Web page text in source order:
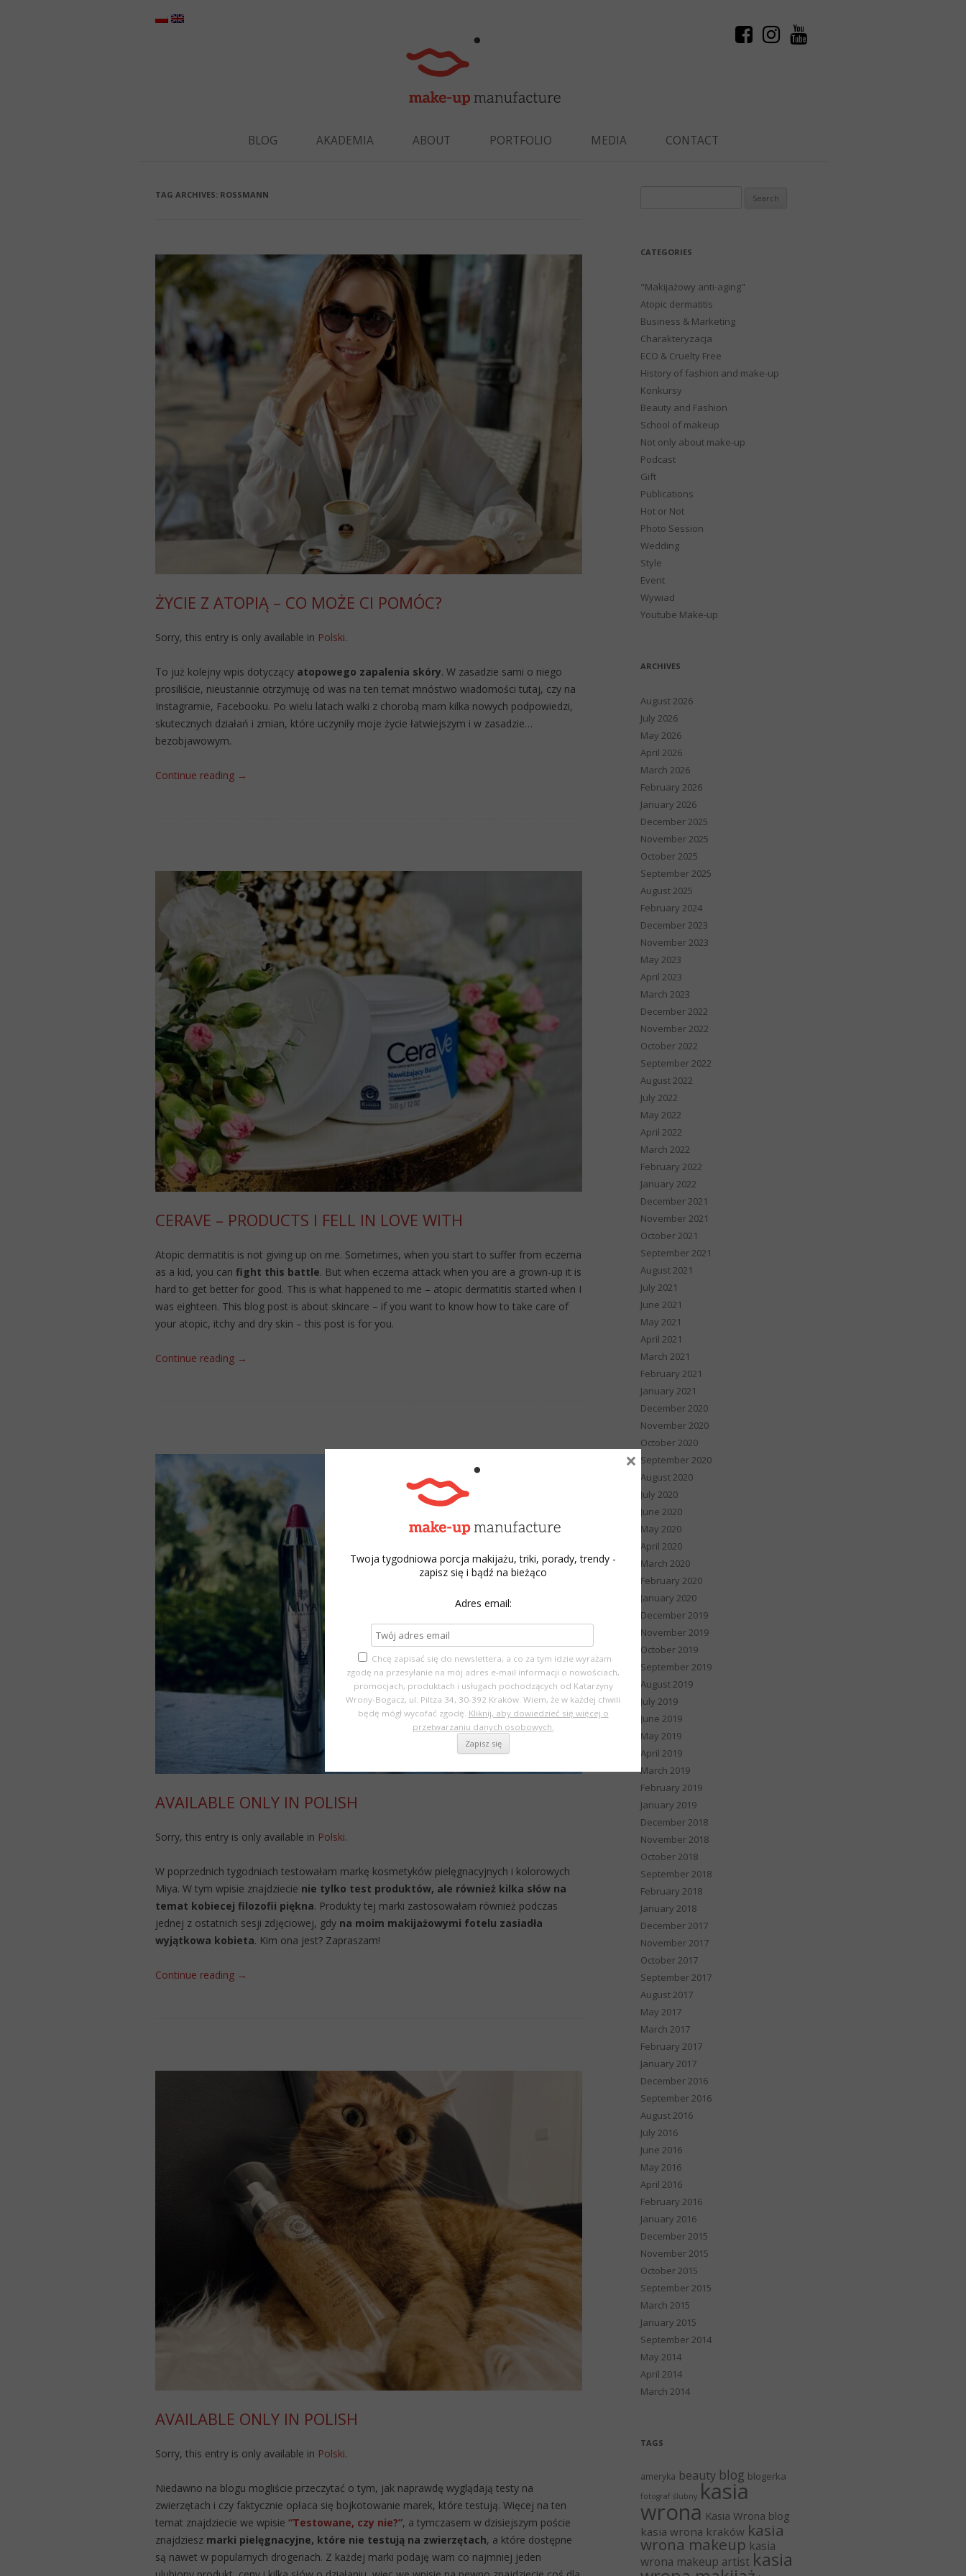
BLOG AKADEMIA ABOUT PORTFOLIO MEDIA CONTACT
TAG ARCHIVES: ROSSMANN
ŻYCIE Z ATOPIĄ – CO MOŻE CI POMÓC?
Sorry, this entry is only available in Polski.
To już kolejny wpis dotyczący atopowego zapalenia skóry. W zasadzie sami o niego
prosiliście, nieustannie otrzymuję od was na ten temat mnóstwo wiadomości tutaj, czy na
Instagramie, Facebooku. Po wielu latach walki z chorobą mam kilka nowych podpowiedzi,
skutecznych działań i zmian, które uczyniły moje życie łatwiejszym i w zasadzie…
bezobjawowym.
Continue reading →
CERAVE – PRODUCTS I FELL IN LOVE WITH
Atopic dermatitis is not giving up on me. Sometimes, when you start to suffer from eczema
as a kid, you can fight this battle. But when eczema attack when you are a grown-up it is
hard to get better for good. This is what happened to me – atopic dermatitis started when I
was eighteen. This blog post is about skincare – if you want to know how to take care of
your atopic, itchy and dry skin – this post is for you.
Continue reading →
AVAILABLE ONLY IN POLISH
Sorry, this entry is only available in Polski.
W poprzednich tygodniach testowałam markę kosmetyków pielęgnacyjnych i kolorowych
Miya. W tym wpisie znajdziecie nie tylko test produktów, ale również kilka słów na
temat kobiecej filozofii piękna. Produkty tej marki zastosowałam również podczas
jednej z ostatnich sesji zdjęciowej, gdy na moim makijażowymi fotelu zasiadła
wyjątkowa kobieta. Kim ona jest? Zapraszam!
Continue reading →
AVAILABLE ONLY IN POLISH
Sorry, this entry is only available in Polski.
Niedawno na blogu mogliście przeczytać o tym, jak naprawdę wyglądają testy na
zwierzętach i czy faktycznie opłaca się bojkotowanie marek, które testują. Więcej na ten
temat znajdziecie we wpisie “Testowane, czy nie?”, a tymczasem w dzisiejszym poście
znajdziesz marki pielęgnacyjne, które nie testują na zwierzętach, a które dostępne
są nawet w popularnych drogeriach. Z każdej marki podaję wam co najmniej jeden
CATEGORIES
"Makijażowy anti-aging"
Atopic dermatitis
Business & Marketing
Charakteryzacja
ECO & Cruelty Free
History of fashion and make-up
Konkursy
Beauty and Fashion
School of makeup
Not only about make-up
Podcast
Gift
Publications
Hot or Not
Photo Session
Wedding
Style
Event
Wywiad
Youtube Make-up
ARCHIVES
August 2026
July 2026
May 2026
April 2026
March 2026
February 2026
January 2026
December 2025
November 2025
October 2025
September 2025
August 2025
February 2024
December 2023
November 2023
May 2023
April 2023
March 2023
December 2022
November 2022
October 2022
September 2022
August 2022
July 2022
May 2022
April 2022
March 2022
February 2022
January 2022
December 2021
November 2021
October 2021
September 2021
August 2021
July 2021
June 2021
May 2021
April 2021
March 2021
February 2021
January 2021
December 2020
November 2020
October 2020
September 2020
August 2020
July 2020
June 2020
May 2020
April 2020
March 2020
February 2020
January 2020
December 2019
November 2019
October 2019
September 2019
August 2019
July 2019
June 2019
May 2019
April 2019
March 2019
February 2019
January 2019
December 2018
November 2018
October 2018
September 2018
February 2018
January 2018
December 2017
November 2017
October 2017
September 2017
August 2017
May 2017
March 2017
February 2017
January 2017
December 2016
September 2016
August 2016
July 2016
June 2016
May 2016
April 2016
February 2016
January 2016
December 2015
November 2015
October 2015
September 2015
March 2015
January 2015
September 2014
May 2014
April 2014
March 2014
TAGS
ameryka beauty blog blogerka
fotograf ślubny kasia
wrona Kasia Wrona blog
kasia wrona kraków kasia
wrona makeup kasia
wrona makeup artist kasia
Twoja tygodniowa porcja makijażu, triki, porady, trendy -
zapisz się i bądź na bieżąco
Adres email:
Chcę zapisać się do newslettera, a co za tym idzie wyrażam
zgodę na przesyłanie na mój adres e-mail informacji o nowościach,
promocjach, produktach i usługach pochodzących od Katarzyny
Wrony-Bogacz, ul. Piltza 34, 30-392 Kraków. Wiem, że w każdej chwili
będę mógł wycofać zgodę. Kliknij, aby dowiedzieć się więcej o
przetwarzaniu danych osobowych.
×